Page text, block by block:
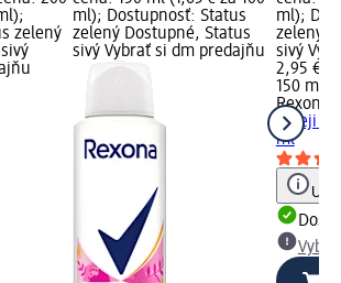
zelený
ml); Dostupnosť: Status
zelený Dostupné, Status
sivý Vybrať si dm predajňu
ml);
zelený
sivý
2,95 €
150 ml
Rexona
spreji
ml